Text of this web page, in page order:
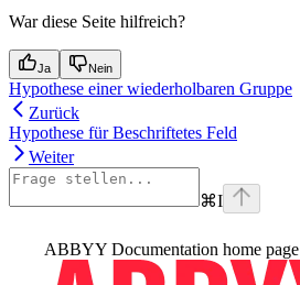
War diese Seite hilfreich?
Ja Nein
Hypothese einer wiederholbaren Gruppe
Zurück
Hypothese für Beschriftetes Feld
Weiter
⌘I
ABBYY Documentation home page